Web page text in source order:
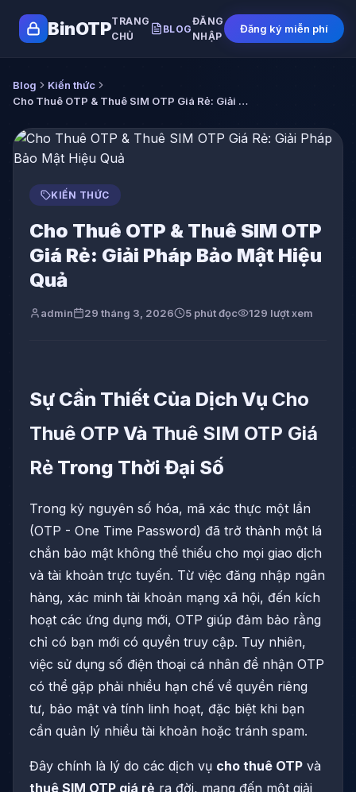
BinOTPTRANG
CHỦ
BLOG
ĐĂNG
NHẬP
Đăng ký miễn phí
Blog
Kiến thức
Cho Thuê OTP & Thuê SIM OTP Giá Rẻ: Giải Pháp Bảo Mật Hiệu Quả
KIẾN THỨC
Cho Thuê OTP & Thuê SIM OTP
Giá Rẻ: Giải Pháp Bảo Mật Hiệu
Quả
admin 29 tháng 3, 2026 5 phút đọc 129 lượt xem
Sự Cần Thiết Của Dịch Vụ Cho
Thuê OTP Và Thuê SIM OTP Giá
Rẻ Trong Thời Đại Số
Trong kỷ nguyên số hóa, mã xác thực một lần
(OTP - One Time Password) đã trở thành một lá
chắn bảo mật không thể thiếu cho mọi giao dịch
và tài khoản trực tuyến. Từ việc đăng nhập ngân
hàng, xác minh tài khoản mạng xã hội, đến kích
hoạt các ứng dụng mới, OTP giúp đảm bảo rằng
chỉ có bạn mới có quyền truy cập. Tuy nhiên,
việc sử dụng số điện thoại cá nhân để nhận OTP
có thể gặp phải nhiều hạn chế về quyền riêng
tư, bảo mật và tính linh hoạt, đặc biệt khi bạn
cần quản lý nhiều tài khoản hoặc tránh spam.
Đây chính là lý do các dịch vụ cho thuê OTP và
thuê SIM OTP giá rẻ ra đời, mang đến một giải